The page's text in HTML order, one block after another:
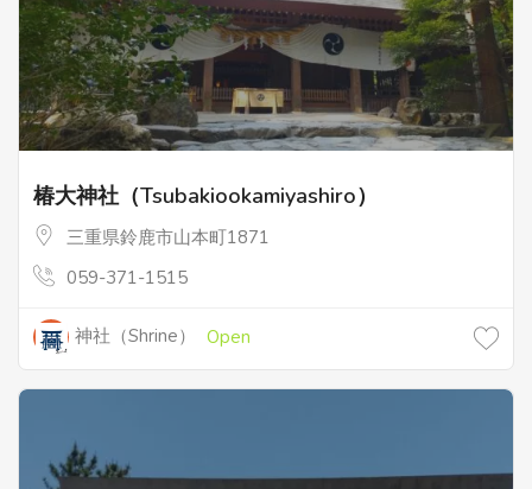
椿大神社（Tsubakiookamiyashiro）
三重県鈴鹿市山本町1871
059-371-1515
神社（Shrine） Open